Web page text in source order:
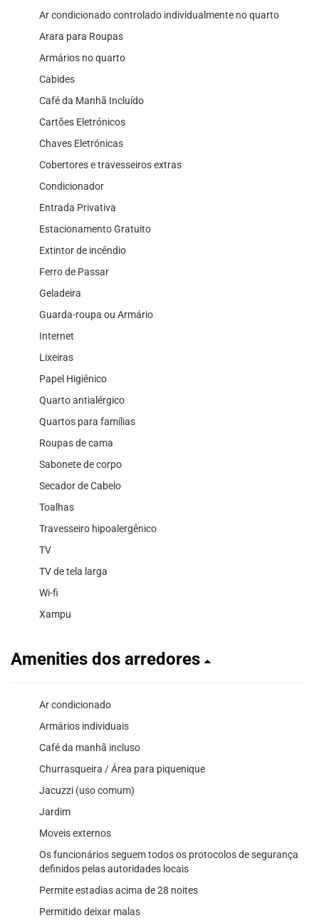
Ar condicionado controlado individualmente no quarto
Arara para Roupas
Armários no quarto
Cabides
Café da Manhã Incluído
Cartões Eletrónicos
Chaves Eletrónicas
Cobertores e travesseiros extras
Condicionador
Entrada Privativa
Estacionamento Gratuito
Extintor de incêndio
Ferro de Passar
Geladeira
Guarda-roupa ou Armário
Internet
Lixeiras
Papel Higiênico
Quarto antialérgico
Quartos para famílias
Roupas de cama
Sabonete de corpo
Secador de Cabelo
Toalhas
Travesseiro hipoalergênico
TV
TV de tela larga
Wi-fi
Xampu
Amenities dos arredores
Ar condicionado
Armários individuais
Café da manhã incluso
Churrasqueira / Área para piquenique
Jacuzzi (uso comum)
Jardim
Moveis externos
Os funcionários seguem todos os protocolos de segurança
definidos pelas autoridades locais
Permite estadias acima de 28 noites
Permitido deixar malas